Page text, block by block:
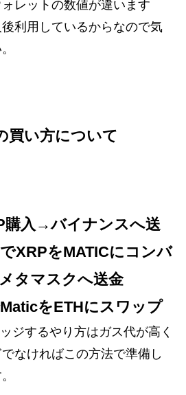
レットの数値が違います
利用しているからなので気
買い方について
購入→バイナンスへ送
XRPをMATICにコンバ
タマスクへ送金
をETHにスワップ
ジするやり方はガス代が高く
なければこの方法で準備し